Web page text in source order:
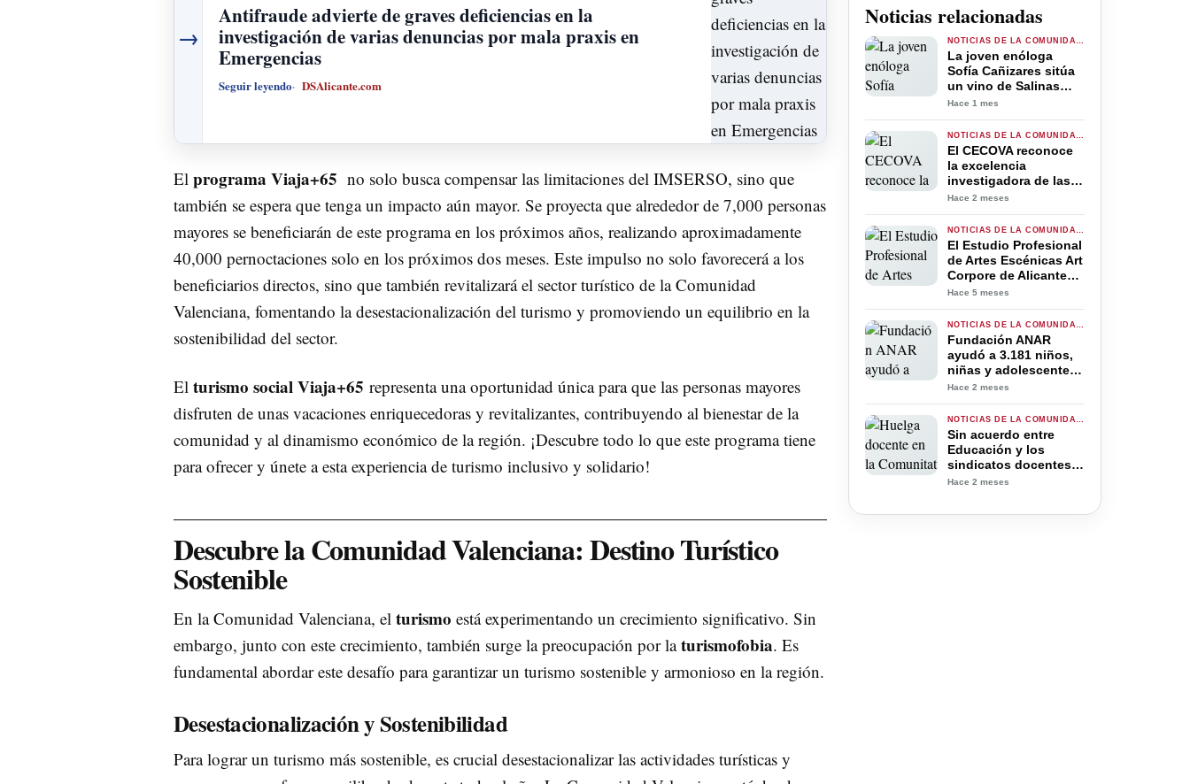
→
Antifraude advierte de graves deficiencias en la
investigación de varias denuncias por mala praxis en
Emergencias
Seguir leyendo DSAlicante.com
El programa Viaja+65 no solo busca compensar las limitaciones del IMSERSO, sino que
también se espera que tenga un impacto aún mayor. Se proyecta que alrededor de 7,000 personas
mayores se beneficiarán de este programa en los próximos años, realizando aproximadamente
40,000 pernoctaciones solo en los próximos dos meses. Este impulso no solo favorecerá a los
beneficiarios directos, sino que también revitalizará el sector turístico de la Comunidad
Valenciana, fomentando la desestacionalización del turismo y promoviendo un equilibrio en la
sostenibilidad del sector.
El turismo social Viaja+65 representa una oportunidad única para que las personas mayores
disfruten de unas vacaciones enriquecedoras y revitalizantes, contribuyendo al bienestar de la
comunidad y al dinamismo económico de la región. ¡Descubre todo lo que este programa tiene
para ofrecer y únete a esta experiencia de turismo inclusivo y solidario!
Descubre la Comunidad Valenciana: Destino Turístico
Sostenible
En la Comunidad Valenciana, el turismo está experimentando un crecimiento significativo. Sin
embargo, junto con este crecimiento, también surge la preocupación por laturismofobia. Es
fundamental abordar este desafío para garantizar un turismo sostenible y armonioso en la región.
Desestacionalización y Sostenibilidad
Para lograr un turismo más sostenible, es crucial desestacionalizar las actividades turísticas y
Noticias relacionadas
NOTICIAS DE LA COMUNIDAD VALENCIANA
La joven enóloga
Sofía Cañizares sitúa
un vino de Salinas
como el mejor
Comunidad
Valenciana en
Decanter 2026
Hace 1 mes
NOTICIAS DE LA COMUNIDAD VALENCIANA
El CECOVA reconoce
la excelencia
investigadora de las
enfermeras residentes
Valenciana con tres
premios
Hace 2 meses
NOTICIAS DE LA COMUNIDAD VALENCIANA
El Estudio Profesional
de Artes Escénicas Art
Corpore de Alicante
inaugura en la
Valenciana los
ensayos escénicos
abiertos al público
Hace 5 meses
NOTICIAS DE LA COMUNIDAD VALENCIANA
Fundación ANAR
ayudó a 3.181 niños,
niñas y adolescentes
en riesgo en la
durante 2025
Hace 2 meses
NOTICIAS DE LA COMUNIDAD VALENCIANA
Sin acuerdo entre
Educación y los
sindicatos docentes
para cerrar la huelga
Hace 2 meses